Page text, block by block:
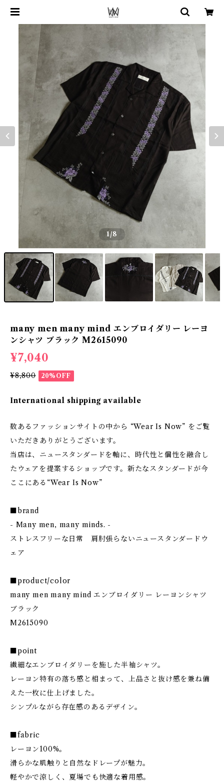
1/8
many men many mind エンブロイダリー レーヨ
ンシャツ ブラック M2615090
¥7,040
¥8,800 20%OFF
International shipping available
数あるファッションサイトの中から “Wear Is Now” をご覧
いただきありがとうございます。
当店は、ニュースタンダードを軸に、時代性と個性を融合し
たウェアを提案するショップです。新たなスタンダードが今
ここにある“Wear Is Now”
■brand
- Many men, many minds. -
ストレスフリーな日常 肩肘張らないニュースタンダードウ
ェア
■product/color
many men many mind エンブロイダリー レーヨンシャツ
ブラック
M2615090
■point
繊細なエンブロイダリーを施した半袖シャツ。
レーヨン特有の落ち感と相まって、上品さと抜け感を兼ね備
えた一枚に仕上げました。
シンプルながら存在感のあるデザイン。
■fabric
レーヨン100%。
滑らかな肌触りと自然なドレープが魅力。
軽やかで涼しく、夏場でも快適な着用感。